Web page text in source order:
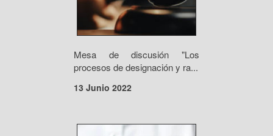
Mesa de discusión "Los
procesos de designación y ra...
13 Junio 2022